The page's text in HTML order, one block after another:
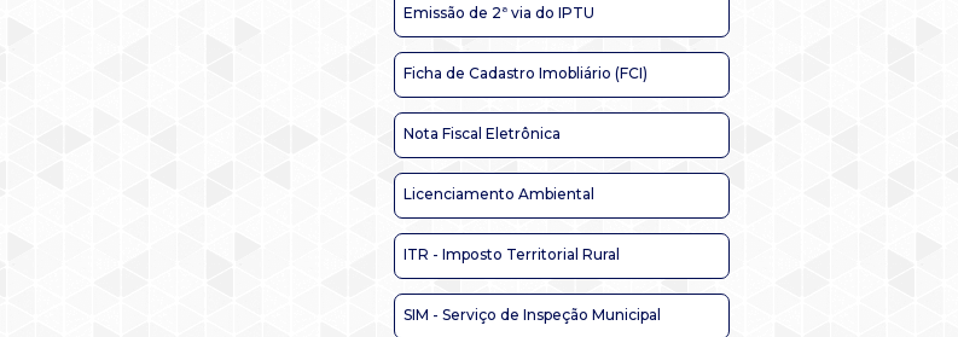
Emissão de 2ª via do IPTU
Ficha de Cadastro Imobliário (FCI)
Nota Fiscal Eletrônica
Licenciamento Ambiental
ITR - Imposto Territorial Rural
SIM - Serviço de Inspeção Municipal